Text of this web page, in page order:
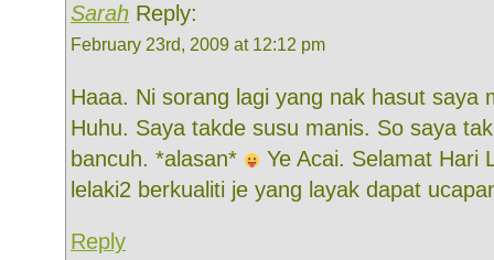
Sarah Reply:
February 23rd, 2009 at 12:12 pm
Haaa. Ni sorang lagi yang nak hasut saya
Huhu. Saya takde susu manis. So saya
bancuh. *alasan*
Ye Acai. Selamat Hari
lelaki2 berkualiti je yang layak dapat
Reply